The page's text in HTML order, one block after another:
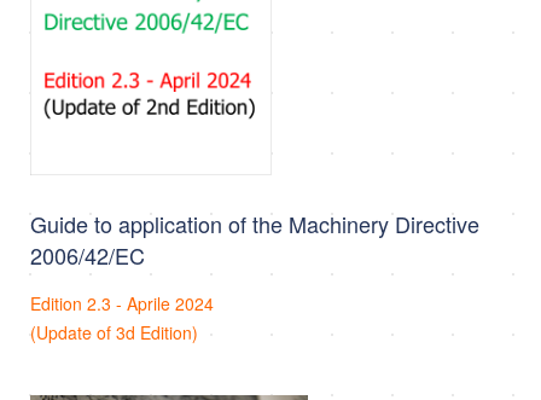
Guide to application of the Machinery Directive
2006/42/EC
Edition 2.3 - Aprile 2024
(Update of 3d Edition)